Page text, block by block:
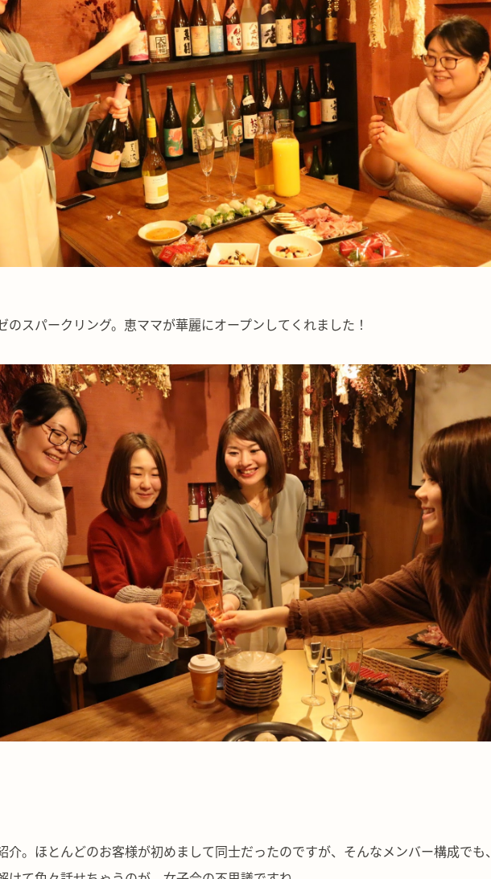
のスパークリング。恵ママが華麗にオープンしてくれました！
介。ほとんどのお客様が初めまして同士だったのですが、そんなメンバー構成でも、